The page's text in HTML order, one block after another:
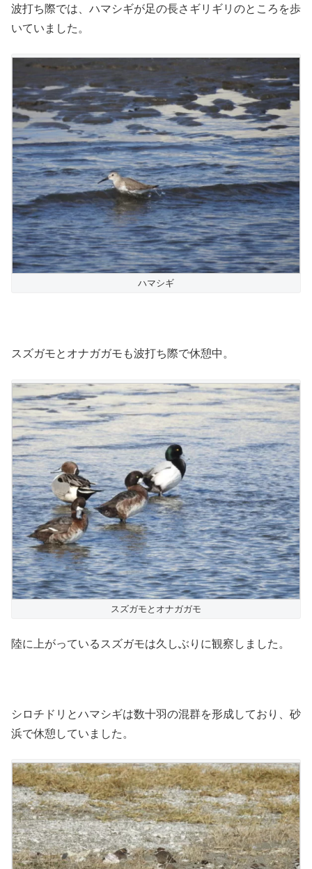
波打ち際では、ハマシギが足の長さギリギリのところを歩
いていました。
ハマシギ
スズガモとオナガガモも波打ち際で休憩中。
スズガモとオナガガモ
陸に上がっているスズガモは久しぶりに観察しました。
シロチドリとハマシギは数十羽の混群を形成しており、砂
浜で休憩していました。